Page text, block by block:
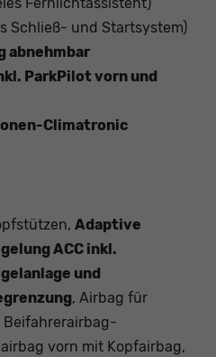
Fernlichtassistent)
Schließ- und Startsystem)
abnehmbar
ParkPilot vorn und
Climatronic
Adaptive
ACC inkl.
und
, Airbag für
Beifahrerairbag-
vorn mit Kopfairbag,